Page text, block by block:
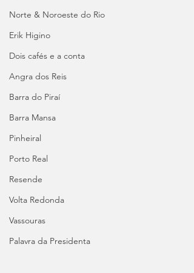
Norte & Noroeste do Rio
Erik Higino
Dois cafés e a conta
Angra dos Reis
Barra do Piraí
Barra Mansa
Pinheiral
Porto Real
Resende
Volta Redonda
Vassouras
Palavra da Presidenta